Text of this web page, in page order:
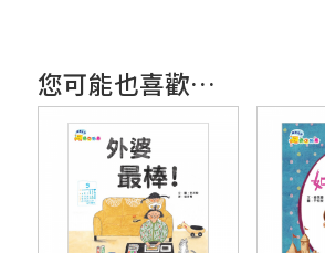
您可能也喜歡…